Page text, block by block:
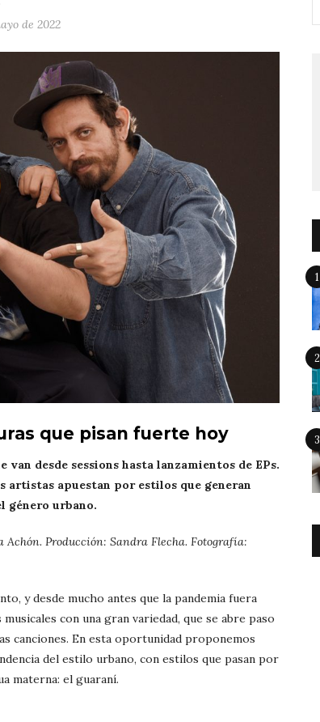
de 2022
que pisan fuerte hoy
desde sessions hasta lanzamientos de EPs.
artistas apuestan por estilos que generan
género urbano.
Producción: Sandra Flecha. Fotografía:
y desde mucho antes que la pandemia fuera
con una gran variedad, que se abre paso
canciones. En esta oportunidad proponemos
del estilo urbano, con estilos que pasan por
materna: el guaraní.
1
2
3